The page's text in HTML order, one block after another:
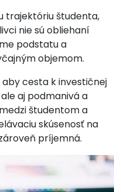
trajektóriu študenta,
nie sú obliehaní
podstatu a
objemom.
cesta k investičnej
aj podmanivá a
študentom a
skúsenosť na
príjemná.